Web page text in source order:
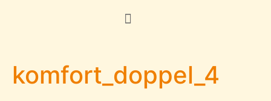
komfort_doppel_4